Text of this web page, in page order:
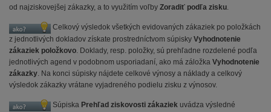
od najziskovejšej zákazky, a to využitím voľby Zoradiť podľa zisku.
Celkový výsledok všetkých evidovaných zákaziek po položkách
z jednotlivých dokladov získate prostredníctvom súpisky Vyhodnotenie
zákaziek položkovo. Doklady, resp. položky, sú prehľadne rozdelené podľa
jednotlivých agend v podobnom usporiadaní, ako má záložka Vyhodnotenie
zákazky. Na konci súpisky nájdete celkové výnosy a náklady a celkový
výsledok zákazky vrátane vyjadreného podielu zisku z výnosov.
Súpiska Prehľad ziskovosti zákaziek uvádza výsledné